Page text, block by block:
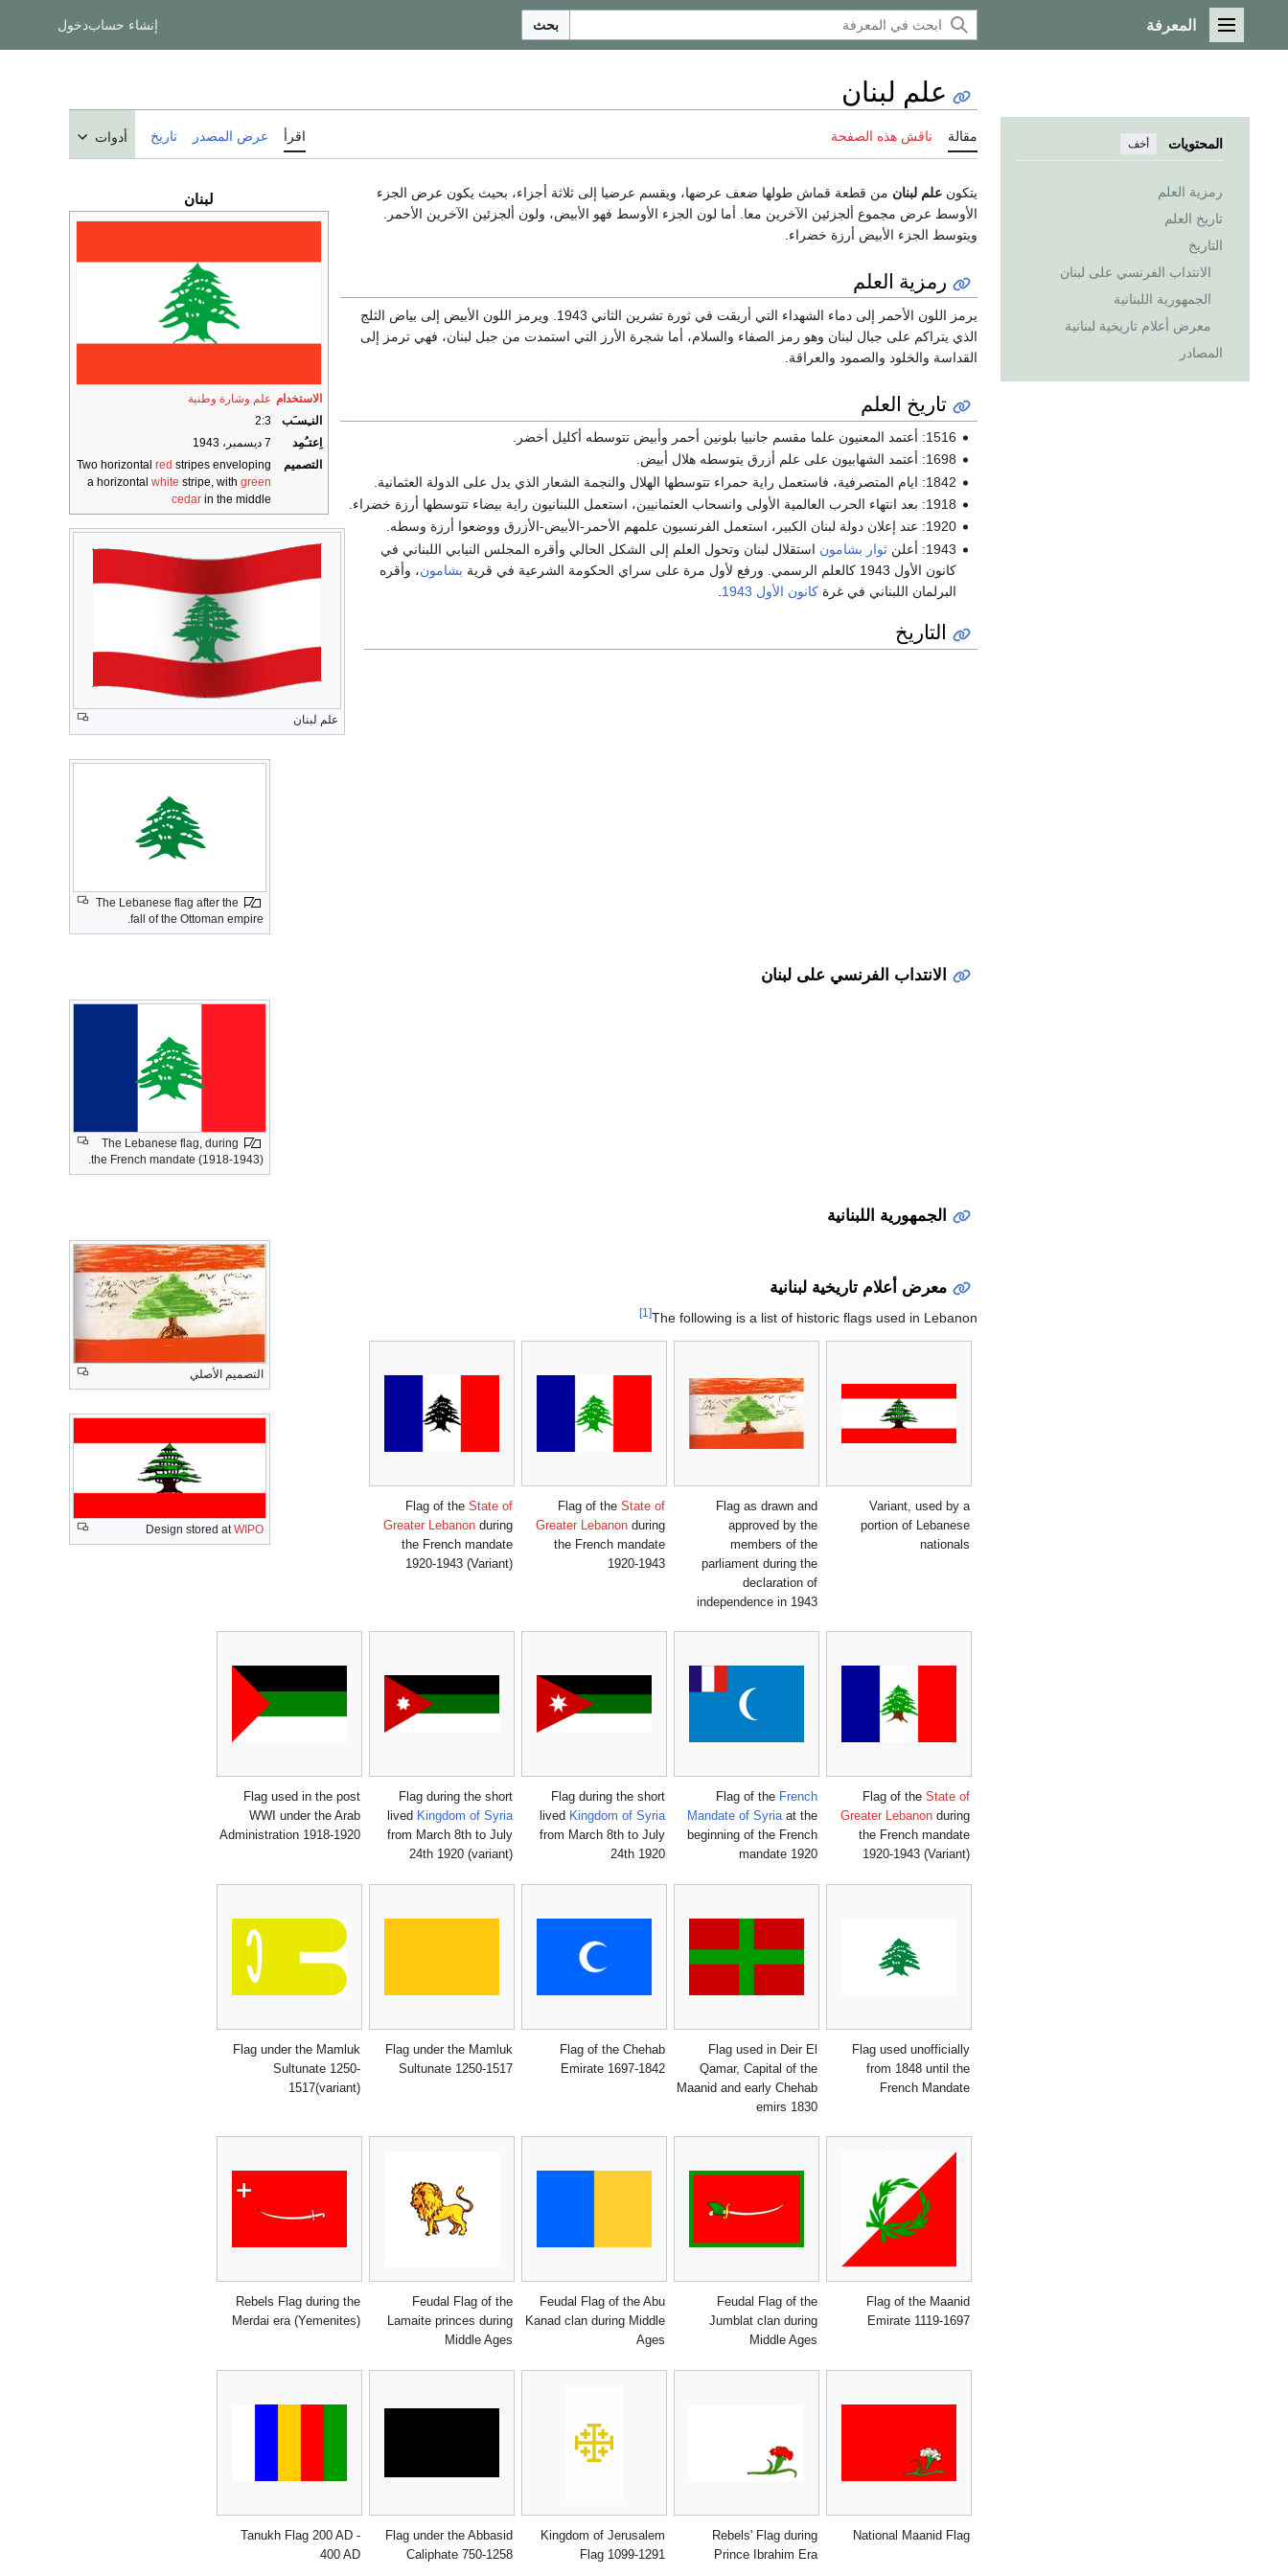
القائمة الرئيسية
المعرفة بحث إنشاء حسابدخول
المحتويات أخف
رمزية العلم
تاريخ العلم
التاريخ
الانتداب الفرنسي على لبنان
الجمهورية اللبنانية
معرض أعلام تاريخية لبنانية
المصادر
علم لبنان
مقالة ناقش هذه الصفحة اقرأ عرض المصدر تاريخ أدوات
لبنان
الاستخدام علم وشارة وطنية
النـِسـَب
2:3
اِعتـُمِد
7 ديسمبر، 1943
التصميم
Two horizontal red stripes enveloping
a horizontal white stripe, with green
cedar in the middle
علم لبنان
يتكون علم لبنان من قطعة قماش طولها ضعف عرضها، ويقسم عرضيا إلى ثلاثة أجزاء، بحيث يكون عرض الجزء
الأوسط عرض مجموع ألجزئين الآخرين معا. أما لون الجزء الأوسط فهو الأبيض، ولون ألجزئين الآخرين الأحمر.
ويتوسط الجزء الأبيض أرزة خضراء.
رمزية العلم
يرمز اللون الأحمر إلى دماء الشهداء التي أريقت في ثورة تشرين الثاني 1943. ويرمز اللون الأبيض إلى بياض الثلج
الذي يتراكم على جبال لبنان وهو رمز الصفاء والسلام، أما شجرة الأرز التي استمدت من جبل لبنان، فهي ترمز إلى
القداسة والخلود والصمود والعراقة.
تاريخ العلم
1516: أعتمد المعنيون علما مقسم جانبيا بلونين أحمر وأبيض تتوسطه أكليل أخضر.
1698: أعتمد الشهابيون على علم أزرق يتوسطه هلال أبيض.
1842: ايام المتصرفية، فاستعمل راية حمراء تتوسطها الهلال والنجمة الشعار الذي يدل على الدولة العثمانية.
1918: بعد انتهاء الحرب العالمية الأولى وانسحاب العثمانيين، استعمل اللبنانيون راية بيضاء تتوسطها أرزة خضراء.
1920: عند إعلان دولة لبنان الكبير، استعمل الفرنسيون علمهم الأحمر-الأبيض-الأزرق ووضعوا أرزة وسطه.
1943: أعلن
ثوار بشامون استقلال لبنان وتحول العلم إلى الشكل الحالي وأقره المجلس النيابي اللبناني في
كانون الأول 1943 كالعلم الرسمي. ورفع لأول مرة على سراي الحكومة الشرعية في قرية
بشامون، وأقره
البرلمان اللبناني في غرةكانون الأول 1943
التاريخ
The Lebanese flag after the
fall of the Ottoman empire.
الانتداب الفرنسي على لبنان
The Lebanese flag, during
the French mandate (1918-1943).
الجمهورية اللبنانية
التصميم الأصلي
Design stored atWIPO
معرض أعلام تاريخية لبنانية
The following is a list of historic flags used in Lebanon
[1]
Variant, used by a
portion of Lebanese
nationals
Flag as drawn and
approved by the
members of the
parliament during the
declaration of
independence in 1943
Flag of the State of
Greater Lebanon during
the French mandate
1920-1943
Flag of the State of
Greater Lebanon during
the French mandate
1920-1943 (Variant)
Flag of the State of
Greater Lebanon during
the French mandate
1920-1943 (Variant)
Flag of the French
Mandate of Syriaat the
beginning of the French
mandate 1920
Flag during the short
lived Kingdom of Syria
from March 8th to July
24th 1920
Flag during the short
lived Kingdom of Syria
from March 8th to July
24th 1920 (variant)
Flag used in the post
WWI under the Arab
Administration 1918-1920
Flag used unofficially
from 1848 until the
French Mandate
Flag used in Deir El
Qamar, Capital of the
Maanid and early Chehab
emirs 1830
Flag of the Chehab
Emirate 1697-1842
Flag under the Mamluk
Sultunate 1250-1517
Flag under the Mamluk
Sultunate 1250-
1517(variant)
Flag of the Maanid
Emirate 1119-1697
Feudal Flag of the
Jumblat clan during
Middle Ages
Feudal Flag of the Abu
Kanad clan during Middle
Ages
Feudal Flag of the
Lamaite princes during
Middle Ages
Rebels Flag during the
Merdai era (Yemenites)
National Maanid Flag
Rebels' Flag during
Prince Ibrahim Era
Kingdom of Jerusalem
Flag 1099-1291
Flag under the Abbasid
Caliphate 750-1258
Tanukh Flag 200 AD -
400 AD